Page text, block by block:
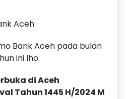
Aceh
Bank Aceh pada bulan
ini lho.
di Aceh
Tahun 1445 H/2024 M